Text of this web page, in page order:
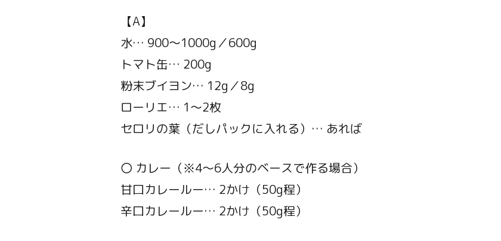
【A】
水… 900～1000g／600g
トマト缶… 200g
粉末ブイヨン… 12g／8g
ローリエ… 1～2枚
セロリの葉（だしパックに入れる）… あれば
〇 カレー（※4～6人分のベースで作る場合）
甘口カレールー… 2かけ（50g程）
辛口カレールー… 2かけ（50g程）